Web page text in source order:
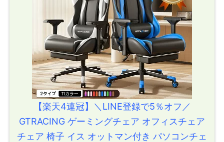
【楽天4連冠】＼LINE登録で5％オフ／
GTRACING ゲーミングチェア オフィスチェア
チェア 椅子 イス オットマン付き パソコンチェ